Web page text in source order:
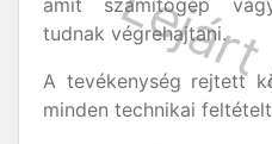
amit számítógép
tudnak végrehajtani.
A tevékenység rejtett
minden technikai